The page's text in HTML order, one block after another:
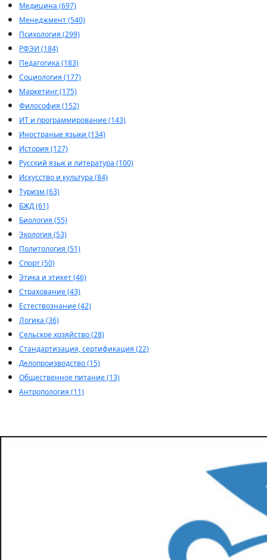
Медицина (697)
Менеджмент (540)
Психология (299)
РФЭИ (184)
Педагогика (183)
Социология (177)
Маркетинг (175)
Философия (152)
ИТ и программирование (143)
Иностраные языки (134)
История (127)
Русский язык и литература (100)
Искусство и культура (84)
Туризм (63)
БЖД (61)
Биология (55)
Экология (53)
Политология (51)
Спорт (50)
Этика и этикет (46)
Страхование (43)
Естествознание (42)
Логика (36)
Сельское хозяйство (28)
Стандартизация, сертификация (22)
Делопроизводство (15)
Общественное питание (13)
Антропология (11)